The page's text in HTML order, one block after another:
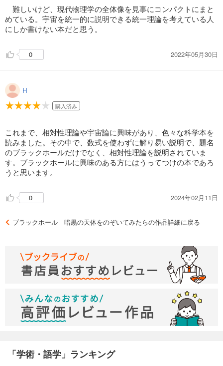
難しいけど、現代物理学の全体像を見事にコンパクトにまと
めている。宇宙を統一的に説明できる統一理論を考えている人
にしか書けない本だと思う。
0 2022年05月30日
H
購入済み
これまで、相対性理論や宇宙論に興味があり、色々な科学本を
読みました。その中で、数式を使わずに解り易い説明で、題名
のブラックホールだけでなく、相対性理論を説明されていま
す。ブラックホールに興味のある方にはうってつけの本であろ
うと思います。
0 2024年02月11日
ブラックホール 暗黒の天体をのぞいてみたらの作品詳細に戻る
「学術・語学」ランキング